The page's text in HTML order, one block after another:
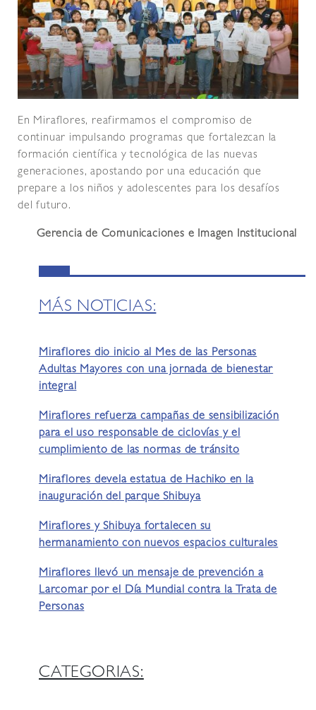
En Miraflores, reafirmamos el compromiso de
continuar impulsando programas que fortalezcan la
formación científica y tecnológica de las nuevas
generaciones, apostando por una educación que
prepare a los niños y adolescentes para los desafíos
del futuro.
Gerencia de Comunicaciones e Imagen Institucional
MÁS NOTICIAS:
Miraflores dio inicio al Mes de las Personas
Adultas Mayores con una jornada de bienestar
integral
Miraflores refuerza campañas de sensibilización
para el uso responsable de ciclovías y el
cumplimiento de las normas de tránsito
Miraflores devela estatua de Hachiko en la
inauguración del parque Shibuya
Miraflores y Shibuya fortalecen su
hermanamiento con nuevos espacios culturales
Miraflores llevó un mensaje de prevención a
Larcomar por el Día Mundial contra la Trata de
Personas
CATEGORIAS: